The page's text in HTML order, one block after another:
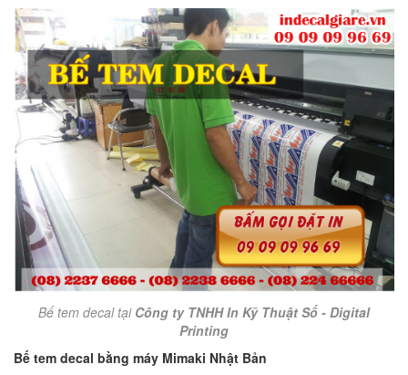
Bế tem decal tạiCông ty TNHH In Kỹ Thuật Số - Digital
Printing
Bế tem decal bằng máy Mimaki Nhật Bản